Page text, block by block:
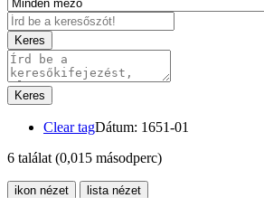
Keres
Keres
Clear tagDátum: 1651-01
6 találat (0,015 másodperc)
ikon nézet lista nézet